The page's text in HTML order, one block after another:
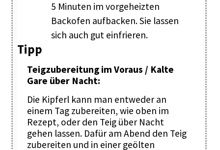
5 Minuten im vorgeheizten
Backofen aufbacken. Sie lassen
sich auch gut einfrieren.
Tipp
Teigzubereitung im Voraus / Kalte
Gare über Nacht:
Die Kipferl kann man entweder an
einem Tag zubereiten, wie oben im
Rezept, oder den Teig über Nacht
gehen lassen. Dafür am Abend den Teig
zubereiten und in einer geölten